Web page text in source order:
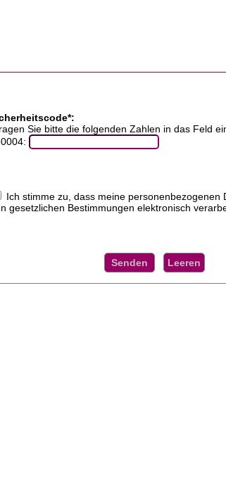
Sie bitte die folgenden Zahlen in das Feld
Ich stimme zu, dass meine personenbezogenen
gesetzlichen Bestimmungen elektronisch